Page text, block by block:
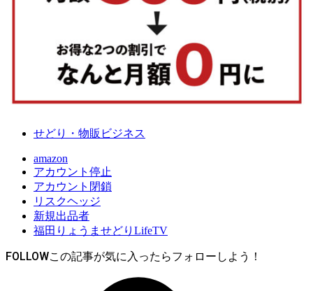
せどり・物販ビジネス
amazon
アカウント停止
アカウント閉鎖
リスクヘッジ
新規出品者
福田りょうませどりLifeTV
FOLLOW